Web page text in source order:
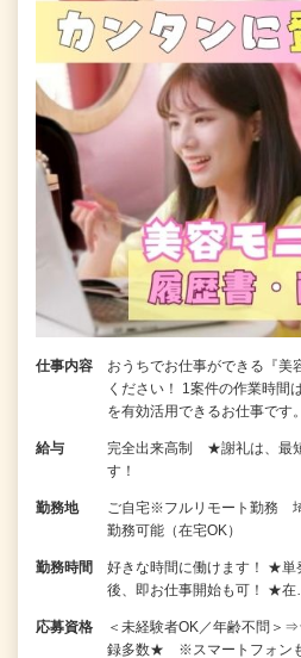
仕事内容
おうちでお仕事ができる『美
ください！ 1案件の作業時間
を有効活用できるお仕事で
給与
完全出来高制 ★謝礼は、最
す！
勤務地
ご自宅※フルリモート勤務
勤務可能（在宅OK）
勤務時間
好きな時間に働けます！ ★
後、即お仕事開始も可！ ★
応募資格
＜未経験者OK／年齢不問＞
録多数★ ※スマートフォン